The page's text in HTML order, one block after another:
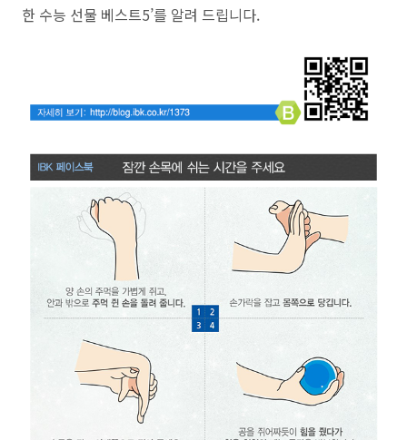
한 수능 선물 베스트5’를 알려 드립니다.